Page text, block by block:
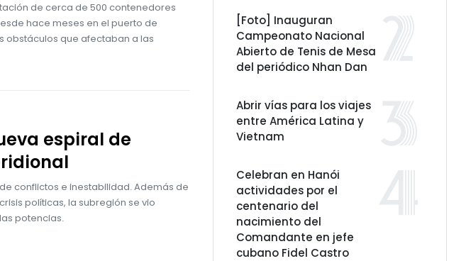
de cerca de 500 contenedores
hace meses en el puerto de
obstáculos que afectaban a las
espiral de
conflictos e inestabilidad. Además de
políticas, la subregión se vio
potencias.
[Foto] Inauguran
Campeonato Nacional
Abierto de Tenis de Mesa
del periódico Nhan Dan
Abrir vías para los viajes
entre América Latina y
Vietnam
Celebran en Hanói
actividades por el
centenario del
nacimiento del
Comandante en jefe
cubano Fidel Castro